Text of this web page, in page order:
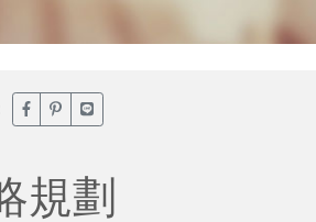
臉書分享(另開新視窗)
噗浪分享(另開新視窗)
Line分享(另開新視窗)
規劃